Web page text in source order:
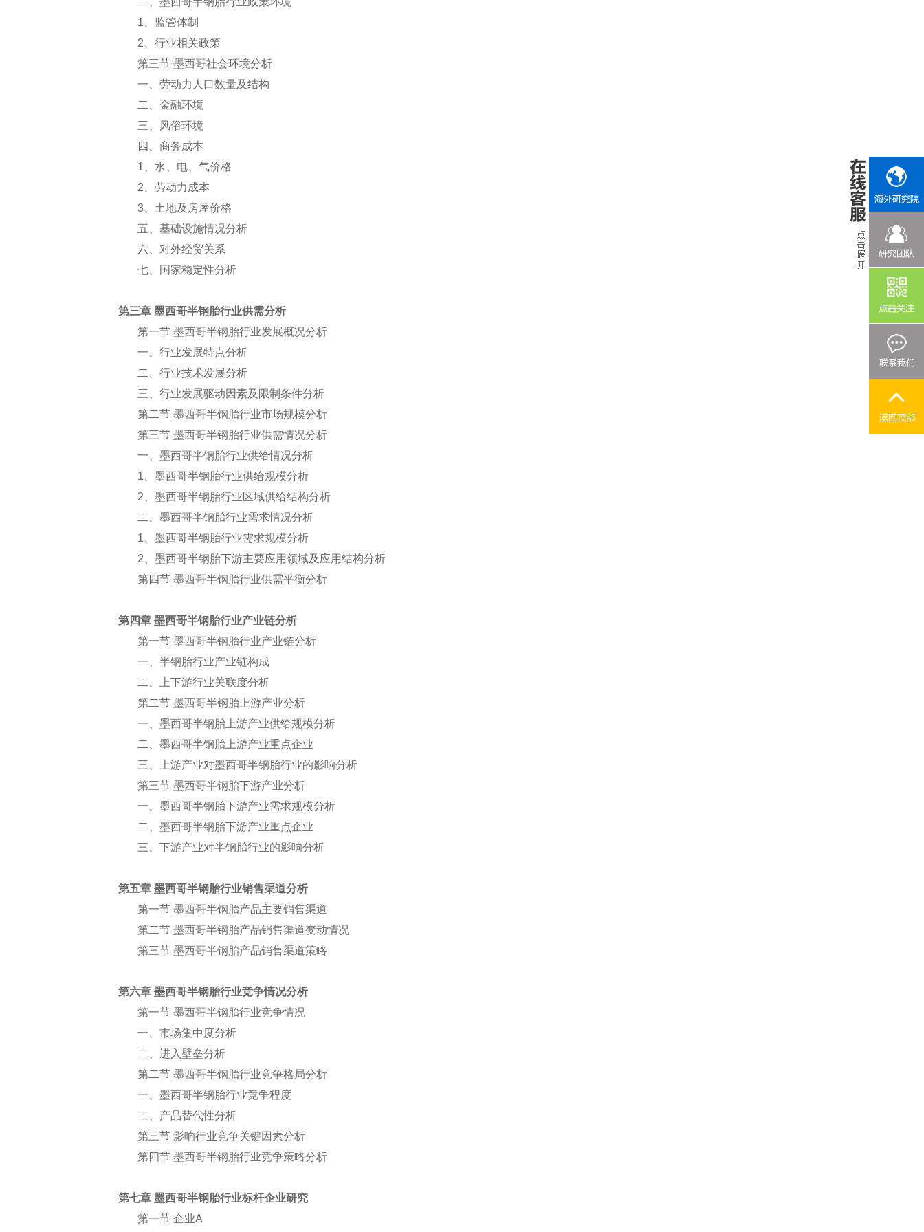
1 、监管体制
2 、行业相关政策
第三节 墨西哥社会环境分析
一、劳动力人口数量及结构
二、金融环境
三、风俗环境
四、商务成本
1 、水、电、气价格
2 、劳动力成本
3 、土地及房屋价格
五、基础设施情况分析
六、对外经贸关系
七、国家稳定性分析
第三章 墨西哥半钢胎行业供需分析
第一节 墨西哥半钢胎行业发展概况分析
一、行业发展特点分析
二、行业技术发展分析
三、行业发展驱动因素及限制条件分析
第二节 墨西哥半钢胎行业市场规模分析
第三节 墨西哥半钢胎行业供需情况分析
一、墨西哥半钢胎行业供给情况分析
1 、墨西哥半钢胎行业供给规模分析
2 、墨西哥半钢胎行业区域供给结构分析
二、墨西哥半钢胎行业需求情况分析
1 、墨西哥半钢胎行业需求规模分析
2 、墨西哥半钢胎下游主要应用领域及应用结构分析
第四节 墨西哥半钢胎行业供需平衡分析
第四章 墨西哥半钢胎行业产业链分析
第一节 墨西哥半钢胎行业产业链分析
一、半钢胎行业产业链构成
二、上下游行业关联度分析
第二节 墨西哥半钢胎上游产业分析
一、墨西哥半钢胎上游产业供给规模分析
二、墨西哥半钢胎上游产业重点企业
三、上游产业对墨西哥半钢胎行业的影响分析
第三节 墨西哥半钢胎下游产业分析
一、墨西哥半钢胎下游产业需求规模分析
二、墨西哥半钢胎下游产业重点企业
三、下游产业对半钢胎行业的影响分析
第五章 墨西哥半钢胎行业销售渠道分析
第一节 墨西哥半钢胎产品主要销售渠道
第二节 墨西哥半钢胎产品销售渠道变动情况
第三节 墨西哥半钢胎产品销售渠道策略
第六章 墨西哥半钢胎行业竞争情况分析
第一节 墨西哥半钢胎行业竞争情况
一、市场集中度分析
二、进入壁垒分析
第二节 墨西哥半钢胎行业竞争格局分析
一、墨西哥半钢胎行业竞争程度
二、产品替代性分析
第三节 影响行业竞争关键因素分析
第四节 墨西哥半钢胎行业竞争策略分析
第七章 墨西哥半钢胎行业标杆企业研究
第一节 企业A